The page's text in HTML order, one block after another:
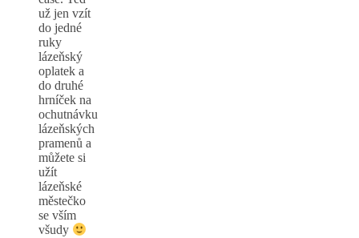
už jen vzít
do jedné
ruky
lázeňský
oplatek a
do druhé
hrníček na
ochutnávku
lázeňských
pramenů a
můžete si
užít
lázeňské
městečko
se vším
všudy